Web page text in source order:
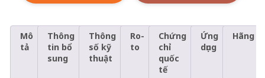
Mô
tả
Thông
tin bổ
sung
Thông
số kỹ
thuật
Ro-
to
Chứng
chỉ
quốc
tế
Ứng
dụng
Hãng